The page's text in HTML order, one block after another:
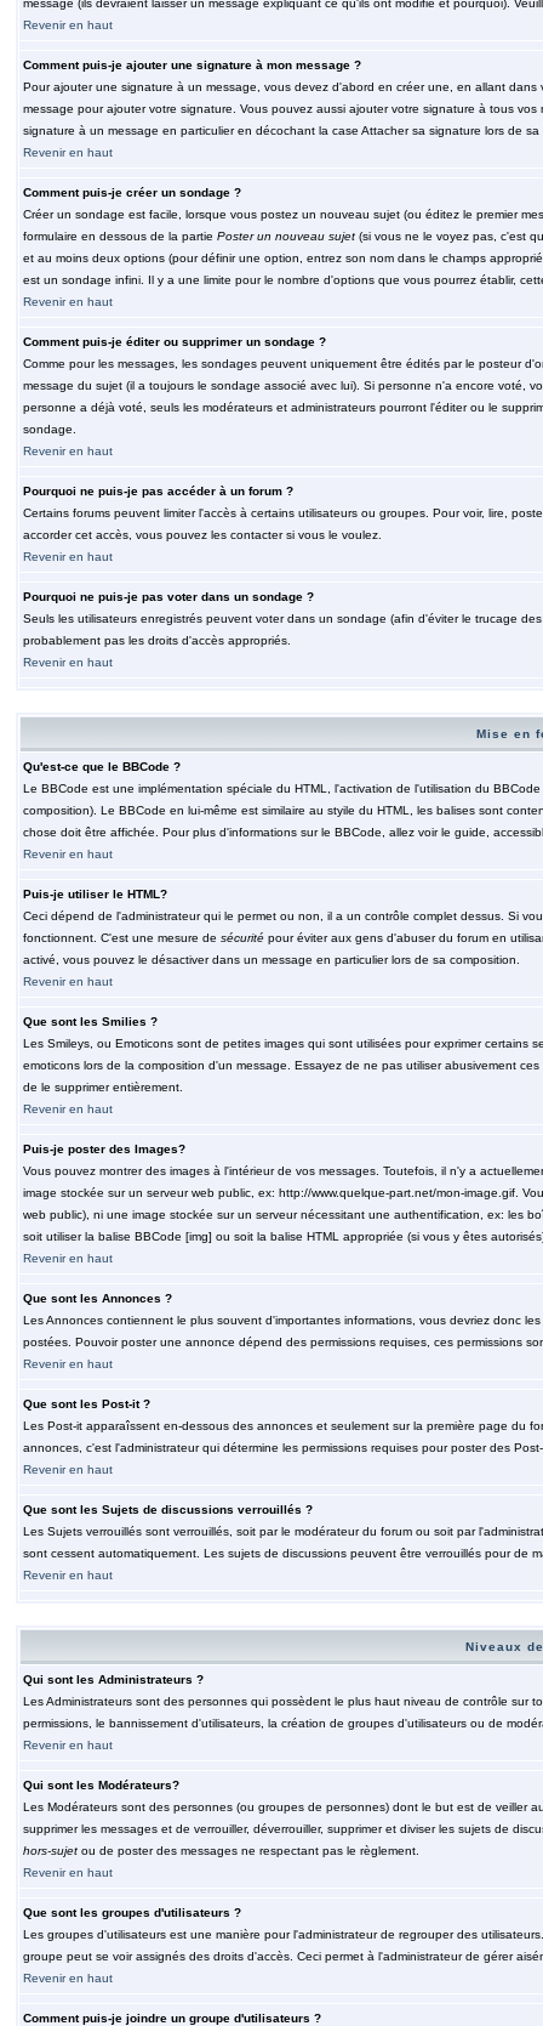
message (ils devraient laisser un message expliquant ce qu'ils ont modifié et pourquoi).
Revenir en haut
Comment puis-je ajouter une signature à mon message ?
Pour ajouter une signature à un message, vous devez d'abord en créer une, en allant
message pour ajouter votre signature. Vous pouvez aussi ajouter votre signature à tous
signature à un message en particulier en décochant la case Attacher sa signature lors de sa
Revenir en haut
Comment puis-je créer un sondage ?
Créer un sondage est facile, lorsque vous postez un nouveau sujet (ou éditez le premier
formulaire en dessous de la partie Poster un nouveau sujet(si vous ne le voyez pas, c'est
et au moins deux options (pour définir une option, entrez son nom dans le champs
est un sondage infini. Il y a une limite pour le nombre d'options que vous pourrez établir,
Revenir en haut
Comment puis-je éditer ou supprimer un sondage ?
Comme pour les messages, les sondages peuvent uniquement être édités par le posteur
message du sujet (il a toujours le sondage associé avec lui). Si personne n'a encore voté,
personne a déjà voté, seuls les modérateurs et administrateurs pourront l'éditer ou le
sondage.
Revenir en haut
Pourquoi ne puis-je pas accéder à un forum ?
Certains forums peuvent limiter l'accès à certains utilisateurs ou groupes. Pour voir, lire,
accorder cet accès, vous pouvez les contacter si vous le voulez.
Revenir en haut
Pourquoi ne puis-je pas voter dans un sondage ?
Seuls les utilisateurs enregistrés peuvent voter dans un sondage (afin d'éviter le trucage
probablement pas les droits d'accès appropriés.
Revenir en haut
Mise en
Qu'est-ce que le BBCode ?
Le BBCode est une implémentation spéciale du HTML, l'activation de l'utilisation du
composition). Le BBCode en lui-même est similaire au styile du HTML, les balises sont
chose doit être affichée. Pour plus d'informations sur le BBCode, allez voir le guide,
Revenir en haut
Puis-je utiliser le HTML?
Ceci dépend de l'administrateur qui le permet ou non, il a un contrôle complet dessus. Si
fonctionnent. C'est une mesure de sécuritépour éviter aux gens d'abuser du forum en
activé, vous pouvez le désactiver dans un message en particulier lors de sa composition.
Revenir en haut
Que sont les Smilies ?
Les Smileys, ou Emoticons sont de petites images qui sont utilisées pour exprimer certains
emoticons lors de la composition d'un message. Essayez de ne pas utiliser abusivement
de le supprimer entièrement.
Revenir en haut
Puis-je poster des Images?
Vous pouvez montrer des images à l'intérieur de vos messages. Toutefois, il n'y a
image stockée sur un serveur web public, ex: http://www.quelque-part.net/mon-image.gif.
web public), ni une image stockée sur un serveur nécessitant une authentification, ex: les
soit utiliser la balise BBCode [img] ou soit la balise HTML appropriée (si vous y êtes
Revenir en haut
Que sont les Annonces ?
Les Annonces contiennent le plus souvent d'importantes informations, vous devriez donc
postées. Pouvoir poster une annonce dépend des permissions requises, ces permissions
Revenir en haut
Que sont les Post-it ?
Les Post-it apparaîssent en-dessous des annonces et seulement sur la première page du
annonces, c'est l'administrateur qui détermine les permissions requises pour poster des
Revenir en haut
Que sont les Sujets de discussions verrouillés ?
Les Sujets verrouillés sont verrouillés, soit par le modérateur du forum ou soit par
sont cessent automatiquement. Les sujets de discussions peuvent être verrouillés pour de
Revenir en haut
Niveaux
Qui sont les Administrateurs ?
Les Administrateurs sont des personnes qui possèdent le plus haut niveau de contrôle sur
permissions, le bannissement d'utilisateurs, la création de groupes d'utilisateurs ou de
Revenir en haut
Qui sont les Modérateurs?
Les Modérateurs sont des personnes (ou groupes de personnes) dont le but est de veiller
supprimer les messages et de verrouiller, déverrouiller, supprimer et diviser les sujets de
hors-sujetou de poster des messages ne respectant pas le règlement.
Revenir en haut
Que sont les groupes d'utilisateurs ?
Les groupes d'utilisateurs est une manière pour l'administrateur de regrouper des
groupe peut se voir assignés des droits d'accès. Ceci permet à l'administrateur de gérer
Revenir en haut
Comment puis-je joindre un groupe d'utilisateurs ?